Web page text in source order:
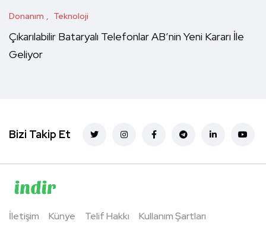
Donanım Teknoloji
Çıkarılabilir Bataryalı Telefonlar AB’nin Yeni Kararı İle
Geliyor
Bizi Takip Et
İletişim Künye Telif Hakkı Kullanım Şartları